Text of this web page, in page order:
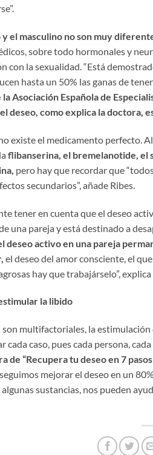
el masculino no son muy
sobre todo hormonales y
con la sexualidad. “Está
hasta un 50% las ganas de
la Asociación Española de
deseo, como explica la doctora,
existe el medicamento perfecto.
flibanserina, el bremelanotide, el
pero hay que recordar que
secundarios”, añade Ribes.
tener en cuenta que el deseo
una pareja y está destinado a
deseo activo en una pareja
el deseo del amor consciente, el
hay que trabajárselo”, explica
la libido
son multifactoriales, la
cada caso, pues cada persona,
de “Recupera tu deseo en 7
mejorar el deseo en un
sustancias, nos pueden